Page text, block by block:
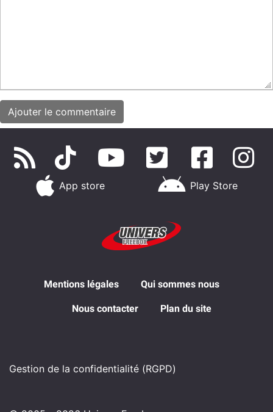
App store Play Store
Mentions légales Qui sommes nous
Nous contacter Plan du site
Gestion de la confidentialité (RGPD)